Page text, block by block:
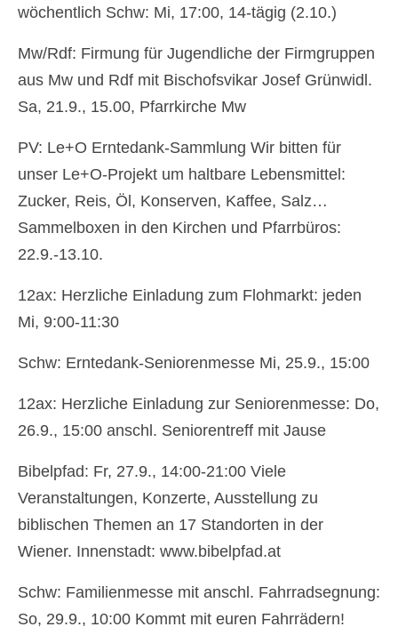
Pfarrcaritas
Firmung
Pfarre Zwölfaxing
Newsfeed
Kontakt
Gottesdienste
Flohmarkt
Dreifaltigkeitsnews
Impressum
wöchentlich Schw: Mi, 17:00, 14-tägig (2.10.)
Mw/Rdf: Firmung für Jugendliche der Firmgruppen
aus Mw und Rdf mit Bischofsvikar Josef Grünwidl.
Sa, 21.9., 15.00, Pfarrkirche Mw
PV: Le+O Erntedank-Sammlung Wir bitten für
unser Le+O-Projekt um haltbare Lebensmittel:
Zucker, Reis, Öl, Konserven, Kaffee, Salz…
Sammelboxen in den Kirchen und Pfarrbüros:
22.9.-13.10.
12ax: Herzliche Einladung zum Flohmarkt: jeden
Mi, 9:00-11:30
Schw: Erntedank-Seniorenmesse Mi, 25.9., 15:00
12ax: Herzliche Einladung zur Seniorenmesse: Do,
26.9., 15:00 anschl. Seniorentreff mit Jause
Bibelpfad: Fr, 27.9., 14:00-21:00 Viele
Veranstaltungen, Konzerte, Ausstellung zu
biblischen Themen an 17 Standorten in der
Wiener. Innenstadt: www.bibelpfad.at
Schw: Familienmesse mit anschl. Fahrradsegnung:
So, 29.9., 10:00 Kommt mit euren Fahrrädern!